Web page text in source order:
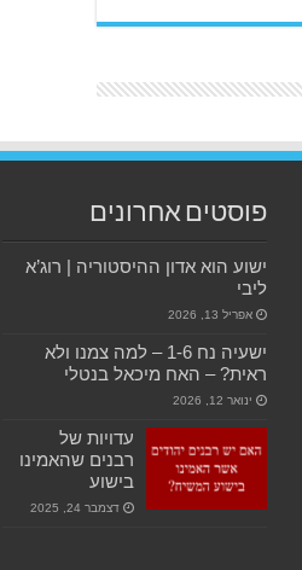
פוסטים אחרונים
ישוע הוא אדון ההיסטוריה | רוג’א
ליבי
אפריל 13, 2026
ישעיה נח 1-6 – למה צמנו ולא
ראית? – האח מיכאל בנטלי
ינואר 12, 2026
עדויות של
רבנים שהאמינו
בישוע
דצמבר 24, 2025